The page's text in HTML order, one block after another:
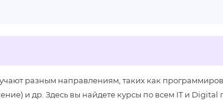
разным направлениям, таких как
и др. Здесь вы найдете курсы по всем IT и Digital